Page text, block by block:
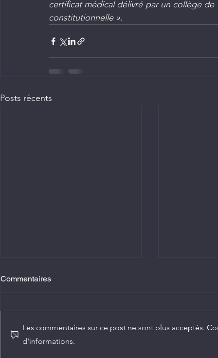
certificat médical délivré par un collège
constitutionnelle ».
Posts récents
Commentaires
Les commentaires sur ce post ne sont plus acceptés.
d'informations.